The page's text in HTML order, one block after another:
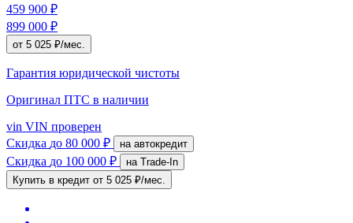
459 900 ₽
899 000 ₽
от 5 025 ₽/мес.
Гарантия юридической чистоты
Оригинал ПТС в наличии
vin VIN проверен
Скидка до 80 000 ₽ на автокредит
Скидка до 100 000 ₽
на Trade-In
Купить в кредит от 5 025 ₽/мес.